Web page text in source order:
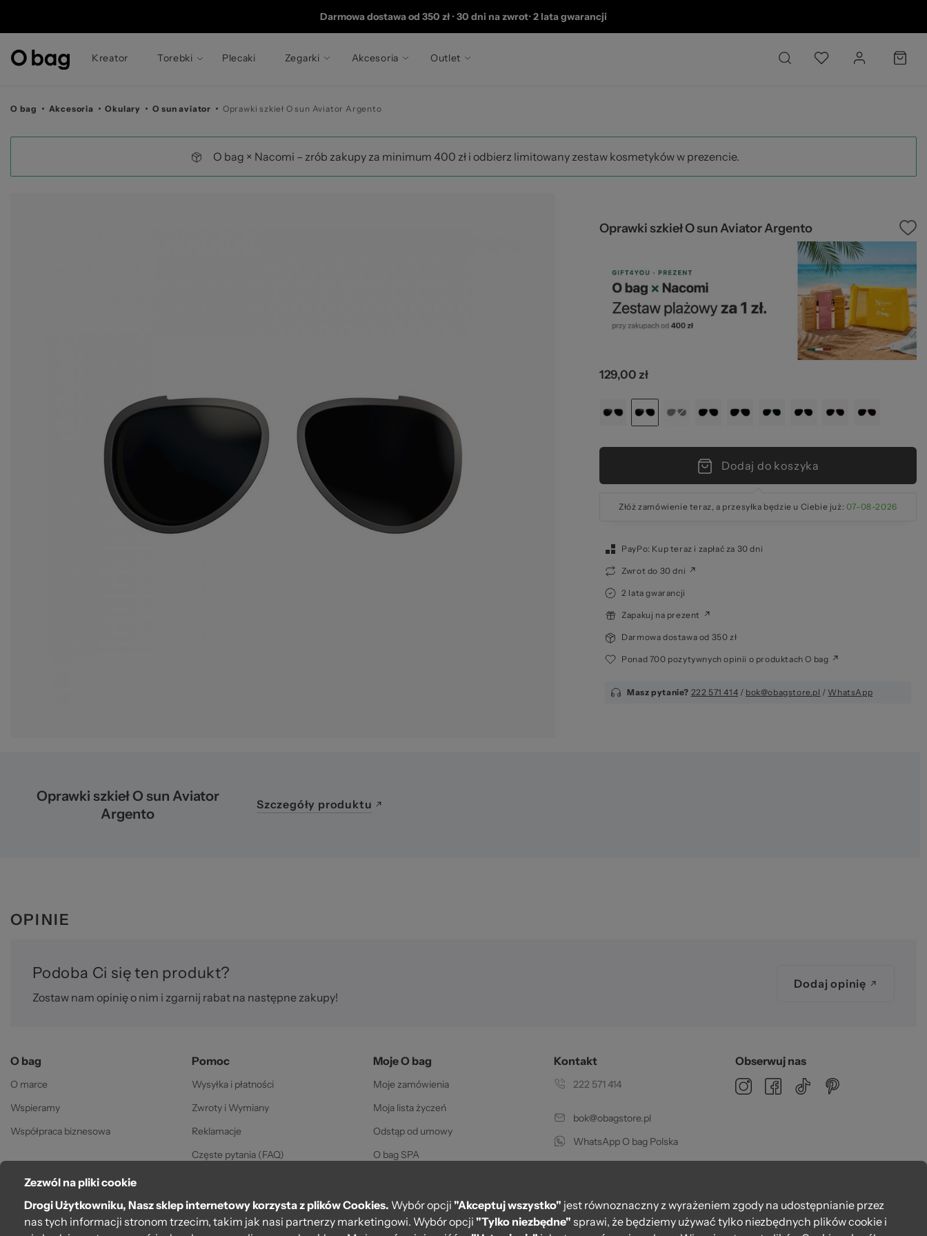
©
bag.
Wszelkie
prawa
Darmowa dostawa od 350 zł •30 dni na zwrot•2 lata gwarancji
Kreator Torebki Plecaki Zegarki Akcesoria Outlet
O bag Akcesoria Okulary O sun aviator Oprawki szkieł O sun Aviator Argento
O bag × Nacomi – zrób zakupy za minimum 400 zł i odbierz limitowany zestaw kosmetyków w prezencie.
Oprawki szkieł O sun Aviator Argento
129,00 zł
Dodaj do koszyka
Złóż zamówienie teraz, a przesyłka będzie u Ciebie już: 07-08-2026
PayPo: Kup teraz i zapłać za 30 dni
Zwrot do 30 dni
2 lata gwarancji
Zapakuj na prezent
Darmowa dostawa od 350 zł
Ponad 700 pozytywnych opinii o produktach O bag
Masz pytanie? 222 571 414 / bok@obagstore.pl / WhatsApp
Oprawki szkieł O sun Aviator
Argento
Szczegóły produktu
OPINIE
Podoba Ci się ten produkt?
Zostaw nam opinię o nim i zgarnij rabat na następne zakupy!
Dodaj opinię
O bag
O marce
Wspieramy
Współpraca biznesowa
Pomoc
Wysyłka i płatności
Zwroty i Wymiany
Reklamacje
Częste pytania (FAQ)
Regulamin
Polityka prywatności
Moje O bag
Moje zamówienia
Moja lista życzeń
Odstąp od umowy
O bag SPA
Karty podarunkowe
PayPo - Zapłać za 30 dni
Kontakt
222 571 414
bok@obagstore.pl
WhatsApp O bag Polska
Obserwuj nas
Zezwól na pliki cookie
Drogi Użytkowniku, Nasz sklep internetowy korzysta z plików Cookies. Wybór opcji "Akceptuj wszystko" jest równoznaczny z wyrażeniem zgody na udostępnianie przez
nas tych informacji stronom trzecim, takim jak nasi partnerzy marketingowi. Wybór opcji "Tylko niezbędne" sprawi, że będziemy używać tylko niezbędnych plików cookie i